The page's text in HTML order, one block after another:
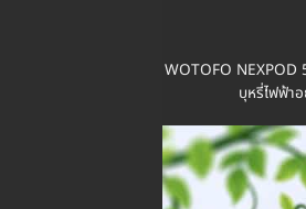
WOTOFO NEXPOD
บุหรี่ไฟฟ้า